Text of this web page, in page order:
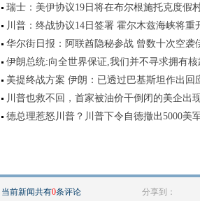
瑞士：美伊协议19日将在布尔根施托克度假
川普：终战协议14日签署 霍尔木兹海峡将重
华尔街日报：阿联酋隐秘参战 曾数十次空袭
伊朗总统:向全世界保证,我们并不寻求拥有核
美提终战方案 伊朗：已透过巴基斯坦作出回
川普也救不回，首家被油价干倒闭的美企出
德总理惹怒川普？川普下令自德撤出5000美
当前新闻共有0条评论 分享到：